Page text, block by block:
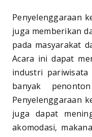
Penyelenggaraan
juga memberikan
pada masyarakat
Acara ini dapat
industri
banyak
Penyelenggaraan
juga dapat
akomodasi,